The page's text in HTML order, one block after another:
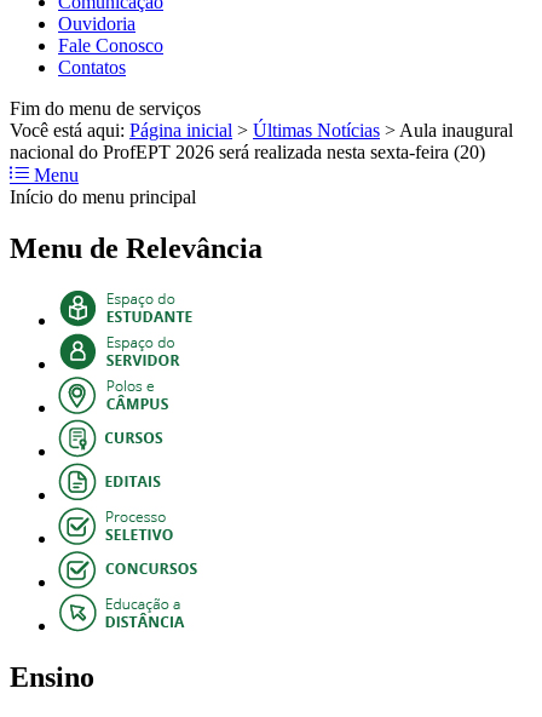
Ouvidoria
Fale Conosco
Contatos
Fim do menu de serviços
Você está aqui: Página inicial > Últimas Notícias > Aula inaugural
nacional do ProfEPT 2026 será realizada nesta sexta-feira (20)
Menu
Início do menu principal
Menu de Relevância
Ensino